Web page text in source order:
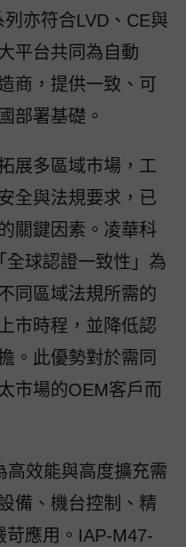
亦符合LVD、CE與
平台共同為自動
商，提供一致、可
部署基礎。
展多區域市場，工
全與法規要求，已
關鍵因素。凌華科
全球認證一致性」為
同區域法規所需的
市時程，並降低認
。此優勢對於需同
市場的OEM客戶而
高效能與高度擴充需
備、機台控制、精
苛應用。IAP-M47-